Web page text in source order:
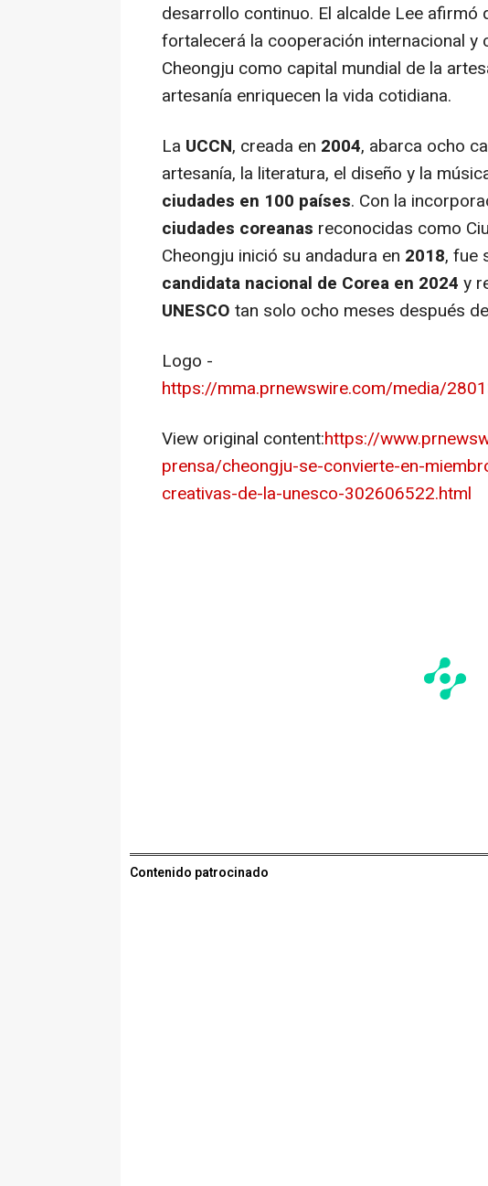
desarrollo continuo. El alcalde Lee afirmó
fortalecerá la cooperación internacional y
Cheongju como capital mundial de la
artesanía enriquecen la vida cotidiana.
La UCCN, creada en 2004, abarca ocho
artesanía, la literatura, el diseño y la
ciudades en 100 países. Con la
ciudades coreanas reconocidas como
Cheongju inició su andadura en 2018, fue
candidata nacional de Corea en 2024 y
UNESCO tan solo ocho meses después
Logo -
https://mma.prnewswire.com/media/
View original content:https://
prensa/cheongju-se-convierte-en-
creativas-de-la-unesco-302606522.html
Contenido patrocinado